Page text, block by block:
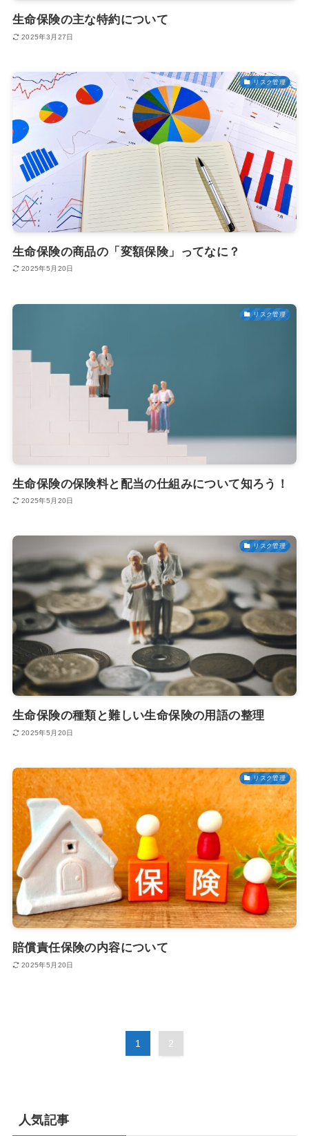
生命保険の主な特約について
2025年3月27日
リスク管理
生命保険の商品の「変額保険」ってなに？
2025年5月20日
リスク管理
生命保険の保険料と配当の仕組みについて知ろう！
2025年5月20日
リスク管理
生命保険の種類と難しい生命保険の用語の整理
2025年5月20日
リスク管理
賠償責任保険の内容について
2025年5月20日
1 2
人気記事